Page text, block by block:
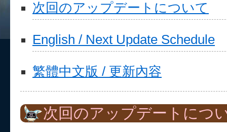
次回のアップデートについて
English / Next Update Schedule
繁體中文版 / 更新內容
次回のアップデートにつ